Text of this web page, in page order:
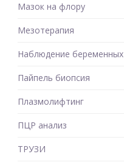
Мазок на флору
Мезотерапия
Наблюдение беременных
Пайпель биопсия
Плазмолифтинг
ПЦР анализ
ТРУЗИ